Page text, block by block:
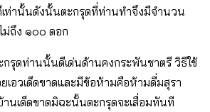
ก็เท่านั้นดังนั้นตะกรุดที่ท่านทำจึงมีจำนวน
ม่ถึง ๑๐๐ ดอก
รุดท่านนั้นดีเด่นด้านคงกระพันชาตรี วิธีใช้
อวเด็ดขาดและมีข้อห้ามคือห้ามดื่มสุรา
านเด็ดขาดมิฉะนั้นตะกรุดจะเสื่อมทันที